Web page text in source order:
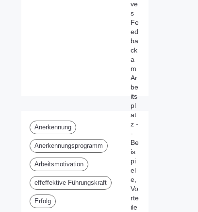
ve
s
Fe
ed
ba
ck
a
m
Ar
be
its
pl
at
z -
-
Be
is
pi
el
e,
Vo
rte
ile
Anerkennung
Anerkennungsprogramm
Arbeitsmotivation
effeffektive Führungskraft
Erfolg